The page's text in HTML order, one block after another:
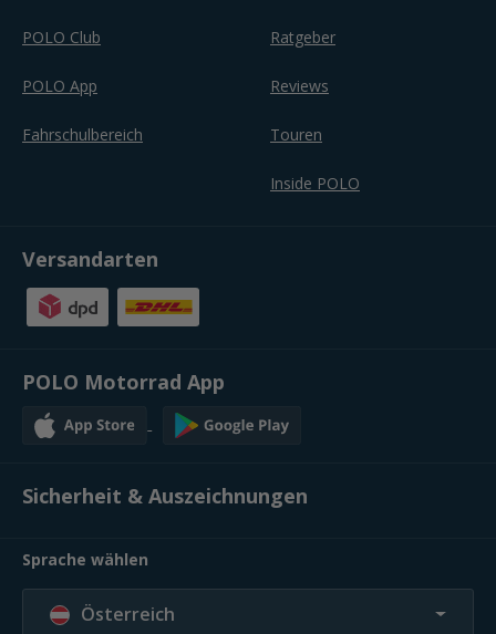
POLO Club
POLO App
Fahrschulbereich
Ratgeber
Reviews
Touren
Inside POLO
Versandarten
POLO Motorrad App
Sicherheit & Auszeichnungen
Sprache wählen
Österreich